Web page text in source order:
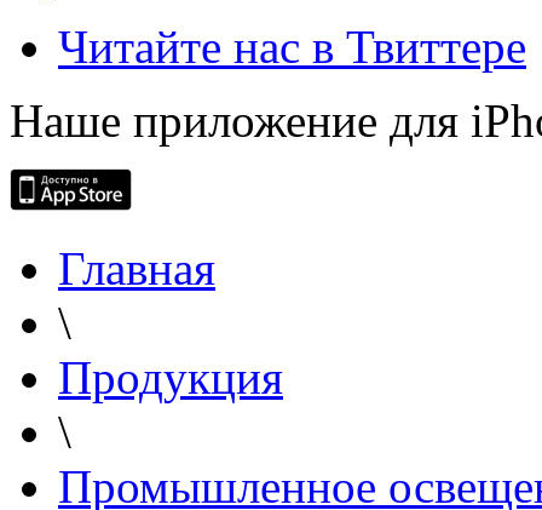
Читайте нас в Твиттере
Наше приложение для
Главная
\
Продукция
\
Промышленное